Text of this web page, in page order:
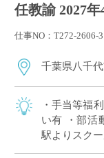
任教諭 2027
仕事NO：T272-2606-
千葉県八千
・手当等福
い有 ・部活
駅よりスク